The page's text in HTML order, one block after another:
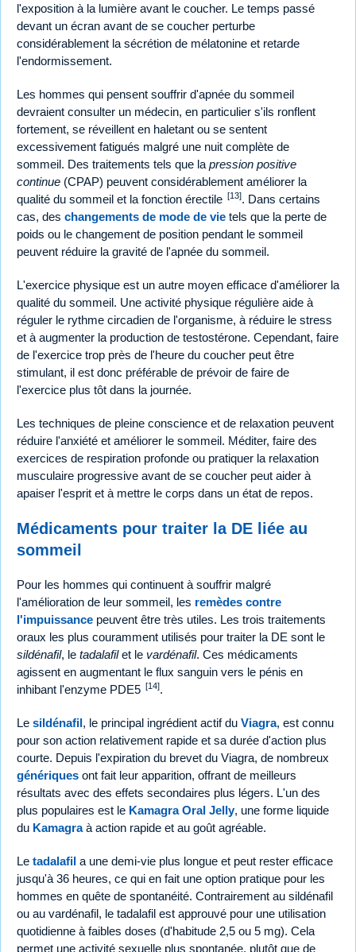
l'exposition à la lumière avant le coucher. Le temps passé
devant un écran avant de se coucher perturbe
considérablement la sécrétion de mélatonine et retarde
l'endormissement.
Les hommes qui pensent souffrir d'apnée du sommeil
devraient consulter un médecin, en particulier s'ils ronflent
fortement, se réveillent en haletant ou se sentent
excessivement fatigués malgré une nuit complète de
sommeil. Des traitements tels que la pression positive
continue (CPAP) peuvent considérablement améliorer la
qualité du sommeil et la fonction érectile [13]. Dans certains
cas, des changements de mode de vie tels que la perte de
poids ou le changement de position pendant le sommeil
peuvent réduire la gravité de l'apnée du sommeil.
L'exercice physique est un autre moyen efficace d'améliorer la
qualité du sommeil. Une activité physique régulière aide à
réguler le rythme circadien de l'organisme, à réduire le stress
et à augmenter la production de testostérone. Cependant, faire
de l'exercice trop près de l'heure du coucher peut être
stimulant, il est donc préférable de prévoir de faire de
l'exercice plus tôt dans la journée.
Les techniques de pleine conscience et de relaxation peuvent
réduire l'anxiété et améliorer le sommeil. Méditer, faire des
exercices de respiration profonde ou pratiquer la relaxation
musculaire progressive avant de se coucher peut aider à
apaiser l'esprit et à mettre le corps dans un état de repos.
Médicaments pour traiter la DE liée au
sommeil
Pour les hommes qui continuent à souffrir malgré
l'amélioration de leur sommeil, les remèdes contre
l'impuissance peuvent être très utiles. Les trois traitements
oraux les plus couramment utilisés pour traiter la DE sont le
sildénafil, le tadalafilet le vardénafil. Ces médicaments
agissent en augmentant le flux sanguin vers le pénis en
inhibant l'enzyme PDE5 [14].
Le sildénafil, le principal ingrédient actif du Viagra, est connu
pour son action relativement rapide et sa durée d'action plus
courte. Depuis l'expiration du brevet du Viagra, de nombreux
génériques ont fait leur apparition, offrant de meilleurs
résultats avec des effets secondaires plus légers. L'un des
plus populaires est le Kamagra Oral Jelly, une forme liquide
du Kamagraà action rapide et au goût agréable.
Le tadalafil a une demi-vie plus longue et peut rester efficace
jusqu'à 36 heures, ce qui en fait une option pratique pour les
hommes en quête de spontanéité. Contrairement au sildénafil
ou au vardénafil, le tadalafil est approuvé pour une utilisation
quotidienne à faibles doses (d'habitude 2,5 ou 5 mg). Cela
permet une activité sexuelle plus spontanée, plutôt que de